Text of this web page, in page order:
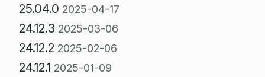
25.04.0 2025-04-17
24.12.3 2025-03-06
24.12.2 2025-02-06
24.12.1 2025-01-09